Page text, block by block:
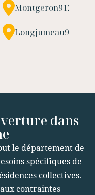
Montgeron91230
Longjumeau91160
dans
le département de
spécifiques de
collectives.
contraintes